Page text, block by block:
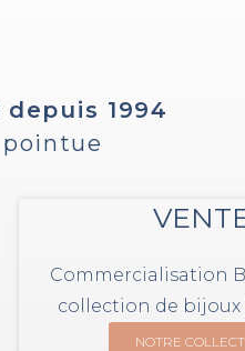
depuis 1994
pointue
Commercialisation
collection de bijoux
NOTRE